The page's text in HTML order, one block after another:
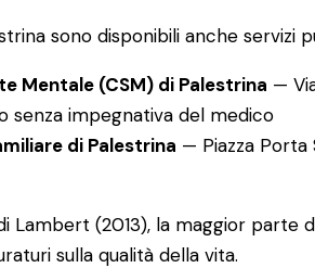
sono disponibili anche servizi
Mentale (CSM) di Palestrina —
senza impegnativa del medico
di Palestrina — Piazza Porta
Lambert (2013), la maggior
sulla qualità della vita.